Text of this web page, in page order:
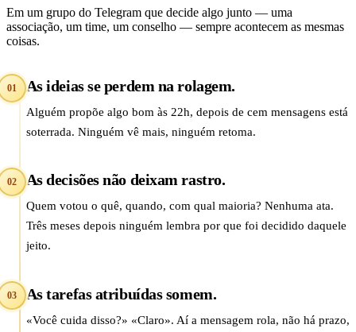
Em um grupo do Telegram que decide algo junto — uma
associação, um time, um conselho — sempre acontecem as mesmas
coisas.
01 As ideias se perdem na rolagem.
Alguém propõe algo bom às 22h, depois de cem mensagens está
soterrada. Ninguém vê mais, ninguém retoma.
02 As decisões não deixam rastro.
Quem votou o quê, quando, com qual maioria? Nenhuma ata.
Três meses depois ninguém lembra por que foi decidido daquele
jeito.
03 As tarefas atribuídas somem.
«Você cuida disso?» «Claro». Aí a mensagem rola, não há prazo,